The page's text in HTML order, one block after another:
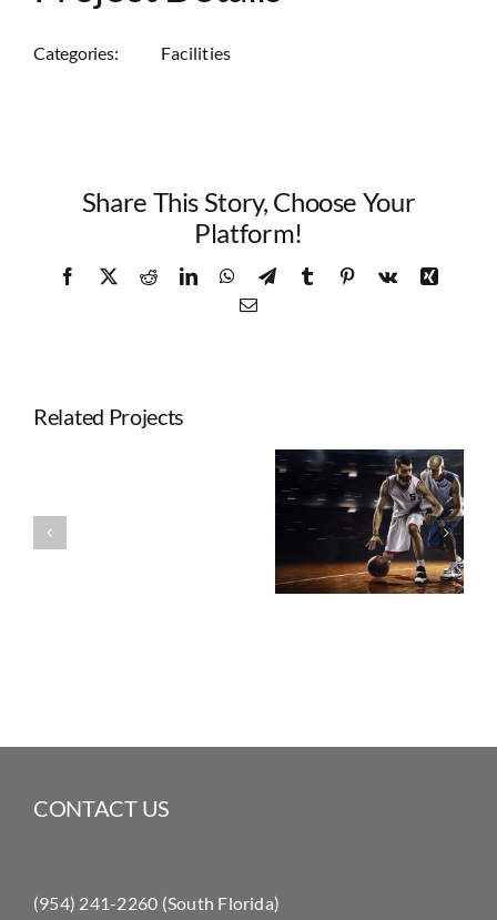
Categories: Facilities
Share This Story, Choose Your
Platform!
Facebook
X RedditLinkedInWhatsApp
TelegramTumblr Pinterest
Vk
Xing
Email
Related Projects
Swimming
Pool
CONTACT US
(954) 241-2260 (South Florida)